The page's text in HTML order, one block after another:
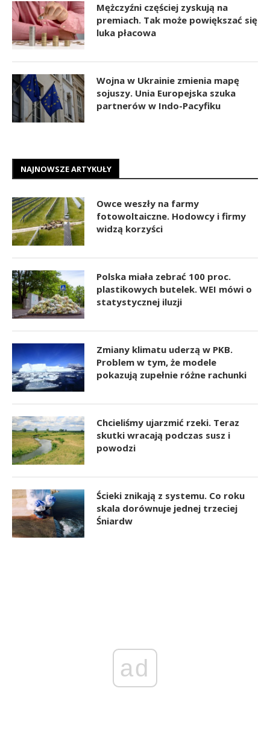
Mężczyźni częściej zyskują na
premiach. Tak może powiększać się
luka płacowa
Wojna w Ukrainie zmienia mapę
sojuszy. Unia Europejska szuka
partnerów w Indo-Pacyfiku
NAJNOWSZE ARTYKUŁY
Owce weszły na farmy
fotowoltaiczne. Hodowcy i firmy
widzą korzyści
Polska miała zebrać 100 proc.
plastikowych butelek. WEI mówi o
statystycznej iluzji
Zmiany klimatu uderzą w PKB.
Problem w tym, że modele
pokazują zupełnie różne rachunki
Chcieliśmy ujarzmić rzeki. Teraz
skutki wracają podczas susz i
powodzi
Ścieki znikają z systemu. Co roku
skala dorównuje jednej trzeciej
Śniardw
ad